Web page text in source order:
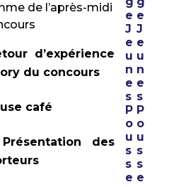
de l’après-midi
d’expérience
du concours
café
des